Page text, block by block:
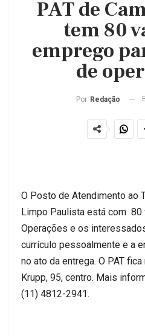
PAT de
tem 80
emprego
de
Por Redação
O Posto de Atendimento ao
Limpo Paulista está com 80
Operações e os
currículo pessoalmente e a
no ato da entrega. O PAT
Krupp, 95, centro. Mais
(11) 4812-2941.